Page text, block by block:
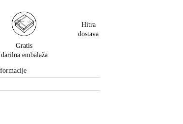
Gratis
darilna embalaža
Hitra
dostava